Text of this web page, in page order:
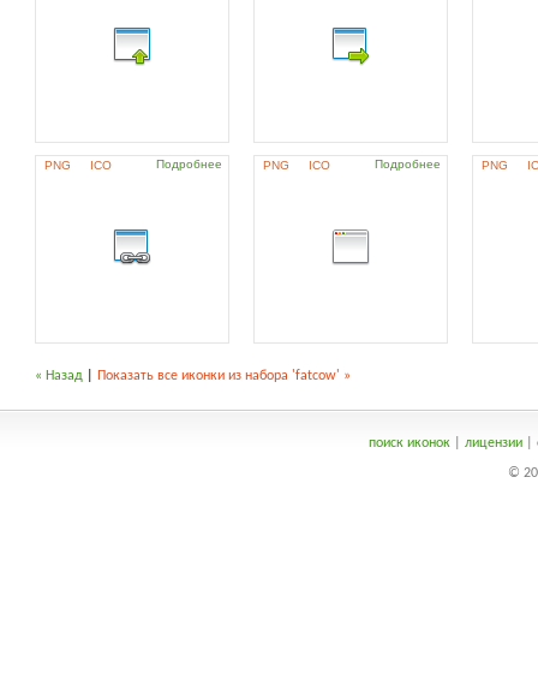
PNG ICO Подробнее PNG ICO Подробнее PNG
« Назад Показать все иконки из набора 'fatcow' »
поиск иконок| лицензии|
©